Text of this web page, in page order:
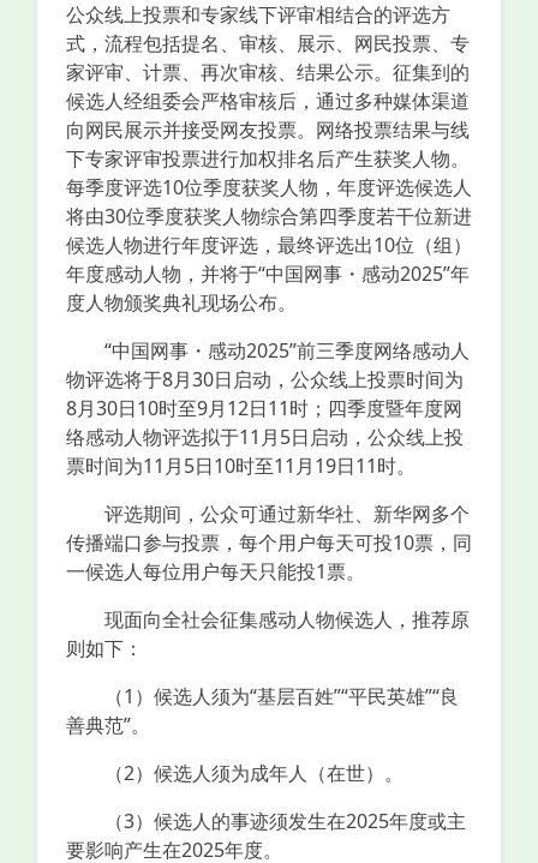
公众线上投票和专家线下评审相结合的评选方
式，流程包括提名、审核、展示、网民投票、专
家评审、计票、再次审核、结果公示。征集到的
候选人经组委会严格审核后，通过多种媒体渠道
向网民展示并接受网友投票。网络投票结果与线
下专家评审投票进行加权排名后产生获奖人物。
每季度评选10位季度获奖人物，年度评选候选人
将由30位季度获奖人物综合第四季度若干位新进
候选人物进行年度评选，最终评选出10位（组）
年度感动人物，并将于“中国网事・感动2025”年
度人物颁奖典礼现场公布。
“中国网事・感动2025”前三季度网络感动人
物评选将于8月30日启动，公众线上投票时间为
8月30日10时至9月12日11时；四季度暨年度网
络感动人物评选拟于11月5日启动，公众线上投
票时间为11月5日10时至11月19日11时。​
评选期间，公众可通过新华社、新华网多个
传播端口参与投票，每个用户每天可投10票，同
一候选人每位用户每天只能投1票。​
现面向全社会征集感动人物候选人，推荐原
则如下：
（1）候选人须为“基层百姓”“平民英雄”“良
善典范”。
（2）候选人须为成年人（在世）。
（3）候选人的事迹须发生在2025年度或主
要影响产生在2025年度。